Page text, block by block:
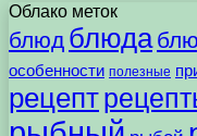
Облако меток
блюд блюда
особенности полезные
рецепт